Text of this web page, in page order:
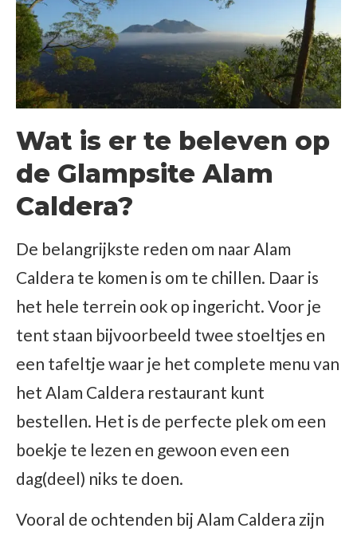
Wat is er te beleven op
de Glampsite Alam
Caldera?
De belangrijkste reden om naar Alam
Caldera te komen is om te chillen. Daar is
het hele terrein ook op ingericht. Voor je
tent staan bijvoorbeeld twee stoeltjes en
een tafeltje waar je het complete menu van
het Alam Caldera restaurant kunt
bestellen. Het is de perfecte plek om een
boekje te lezen en gewoon even een
dag(deel) niks te doen.
Vooral de ochtenden bij Alam Caldera zijn